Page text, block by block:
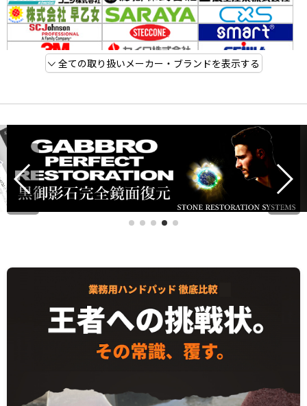
全ての取り扱いメーカー・ブランドを表示する